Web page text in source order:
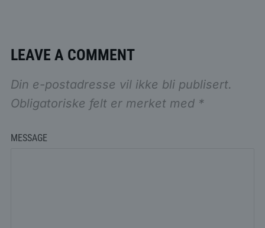
LEAVE A COMMENT
Din e-postadresse vil ikke bli publisert.
Obligatoriske felt er merket med *
MESSAGE